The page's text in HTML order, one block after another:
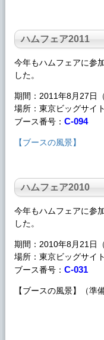
ハムフェア2011
今年もハムフェアに参
した。
期間：2011年8月27日
場所：東京ビッグサイ
ブース番号： C-094
【ブースの風景】
ハムフェア2010
今年もハムフェアに参
した。
期間：2010年8月21日
場所：東京ビッグサイ
ブース番号： C-031
【ブースの風景】（準